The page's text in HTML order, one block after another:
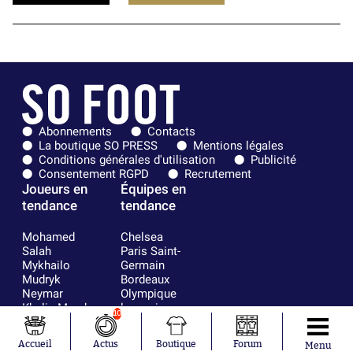
Abonnements
Contacts
La boutique SO PRESS
Mentions légales
Conditions générales d'utilisation
Publicité
Consentement RGPD
Recrutement
Joueurs en
tendance
Mohamed
Salah
Mykhailo
Mudryk
Neymar
Khalis Merah
Loïs Openda
Moussa
Niakhaté
Équipes en
tendance
Chelsea
Paris Saint-
Germain
Bordeaux
Olympique
lyonnais
FIFA
Real Madrid
RC Strasbourg
Accueil
10
Actus Boutique Forum Menu